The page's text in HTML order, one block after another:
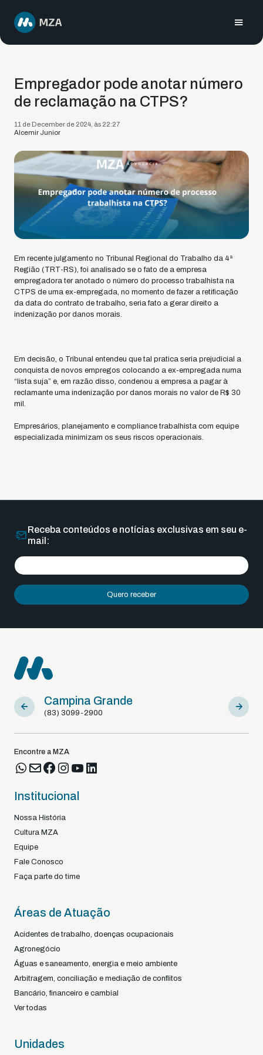
Empregador pode anotar número
de reclamação na CTPS?
11 de December de 2024, às 22:27
Alcemir Junior
Em recente julgamento no Tribunal Regional do Trabalho da 4ª
Região (TRT-RS), foi analisado se o fato de a empresa
empregadora ter anotado o número do processo trabalhista na
CTPS de uma ex-empregada, no momento de fazer a retificação
da data do contrato de trabalho, seria fato a gerar direito a
indenização por danos morais.
Em decisão, o Tribunal entendeu que tal pratica seria prejudicial a
conquista de novos empregos colocando a ex-empregada numa
“lista suja” e, em razão disso, condenou a empresa a pagar à
reclamante uma indenização por danos morais no valor de R$ 30
mil.
Empresários, planejamento e compliance trabalhista com equipe
especializada minimizam os seus riscos operacionais.
Receba conteúdos e notícias exclusivas em seu e-
mail:
Quero receber
Campina Grande
(83) 3099-2900
Sousa
(83)
Encontre a MZA
Institucional
Nossa História
Cultura MZA
Equipe
Fale Conosco
Faça parte do time
Áreas de Atuação
Acidentes de trabalho, doenças ocupacionais
Agronegócio
Águas e saneamento, energia e meio ambiente
Arbitragem, conciliação e mediação de conflitos
Bancário, financeiro e cambial
Ver todas
Unidades